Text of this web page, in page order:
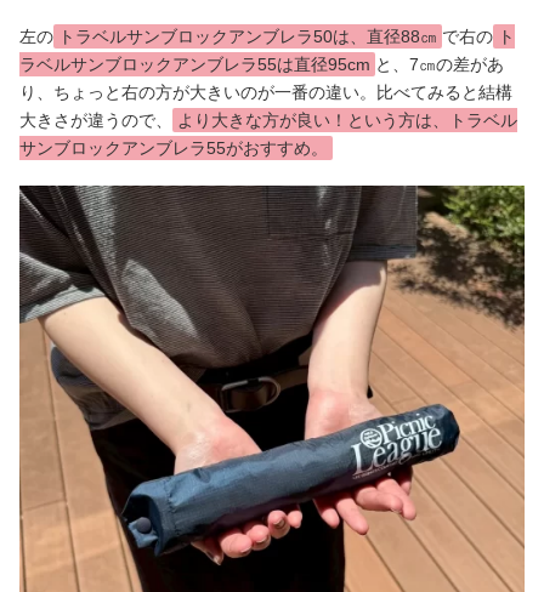
左の トラベルサンブロックアンブレラ50は、直径88㎝ で右の ト
ラベルサンブロックアンブレラ55は直径95cm と、7㎝の差があ
り、ちょっと右の方が大きいのが一番の違い。比べてみると結構
大きさが違うので、
より大きな方が良い！という方は、トラベル
サンブロックアンブレラ55がおすすめ。